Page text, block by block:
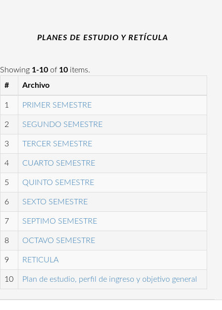
PLANES DE ESTUDIO Y RETÍCULA
Showing 1-10 of 10 items.
#
Archivo
1 PRIMER SEMESTRE
2 SEGUNDO SEMESTRE
3 TERCER SEMESTRE
4 CUARTO SEMESTRE
5 QUINTO SEMESTRE
6 SEXTO SEMESTRE
7 SEPTIMO SEMESTRE
8 OCTAVO SEMESTRE
9 RETICULA
10 Plan de estudio, perfil de ingreso y objetivo general